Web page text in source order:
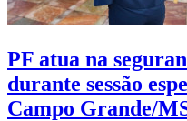
PF atua na
durante sessão
Campo Grande/